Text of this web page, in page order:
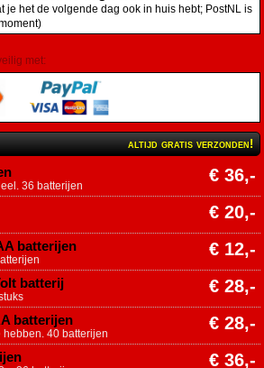
je het de volgende dag ook in huis hebt; PostNL is
met:
altijd gratis verzonden!
€ 36,-
36 batterijen
€ 20,-
batterijen € 12,-
batterij € 28,-
batterijen € 28,-
40 batterijen
€ 36,-